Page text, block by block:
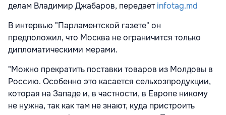
делам Владимир Джабаров, передаетinfotag.md
В интервью "Парламентской газете" он
предположил, что Москва не ограничится только
дипломатическими мерами.
"Можно прекратить поставки товаров из Молдовы в
Россию. Особенно это касается сельхозпродукции,
которая на Западе и, в частности, в Европе никому
не нужна, так как там не знают, куда пристроить